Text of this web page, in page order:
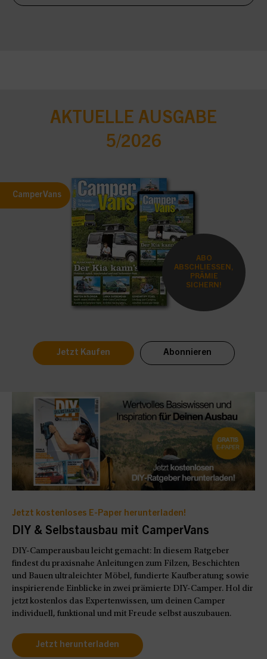
AKTUELLE AUSGABE
5/2026
CamperVans
ABO
ABSCHLIESSEN,
PRÄMIE
SICHERN!
Jetzt Kaufen Abonnieren
Jetzt kostenloses E-Paper herunterladen!
DIY & Selbstausbau mit CamperVans
DIY-Camperausbau leicht gemacht: In diesem Ratgeber
findest du praxisnahe Anleitungen zum Filzen, Beschichten
und Bauen ultraleichter Möbel, fundierte Kaufberatung sowie
inspirierende Einblicke in zwei prämierte DIY-Camper. Hol dir
jetzt kostenlos das Expertenwissen, um deinen Camper
individuell, funktional und mit Freude selbst auszubauen.
Jetzt herunterladen